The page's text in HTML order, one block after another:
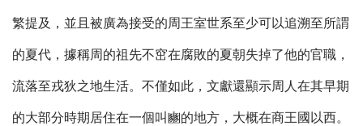
繁提及，並且被廣為接受的周王室世系至少可以追溯至所謂
的夏代，據稱周的祖先不窋在腐敗的夏朝失掉了他的官職，
流落至戎狄之地生活。不僅如此，文獻還顯示周人在其早期
的大部分時期居住在一個叫豳的地方，大概在商王國以西。